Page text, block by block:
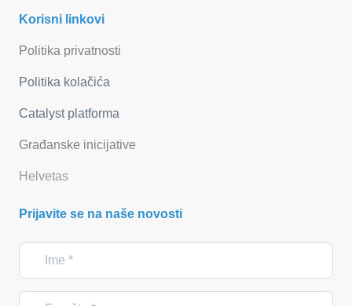
Korisni linkovi
Politika privatnosti
Politika kolačića
Catalyst platforma
Građanske inicijative
Helvetas
Prijavite se na naše novosti